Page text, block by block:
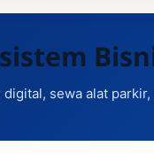
digital, sewa alat